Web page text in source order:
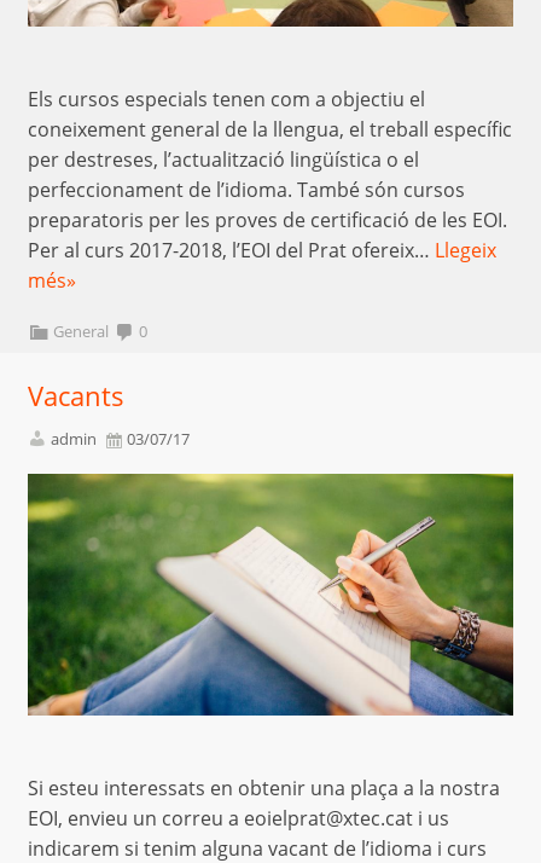
Els cursos especials tenen com a objectiu el
coneixement general de la llengua, el treball específic
per destreses, l’actualització lingüística o el
perfeccionament de l’idioma. També són cursos
preparatoris per les proves de certificació de les EOI.
Per al curs 2017-2018, l’EOI del Prat ofereix… Llegeix
més»
General 0
Vacants
admin 03/07/17
Si esteu interessats en obtenir una plaça a la nostra
EOI, envieu un correu a eoielprat@xtec.cat i us
indicarem si tenim alguna vacant de l’idioma i curs